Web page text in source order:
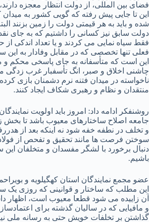
فضای بین المللی، از دولت انتظار معجزه
این تا جایی پیش رفته که گویی کشور به
شده و باید به هر قیمتی دولت را زمین بزنند
دولت سابق نیز کسانی را داشتیم که به جای
فقط سیاه نمایی می کردند و یا تعداد اندکی از
فعلی تنها تخصصی که در مقابل وفادار به این
این است که متأسفانه به جای پاسخی محکم و
چاشنی اخلاق و صبر، انگ تأسفبار غرب زدگی
ناخواسته در میدان فتنه نرم دشمنان بازی
منتقدان و نظام و رهبری شکاف ایجاد کنند.
روشنفکر ادامه داد: امروز باید اولویت
جامعه اصلاح ساختارهای معیوب باشد تا بخش
و تخلف در نطفه خفه شود نه اینکه بعد از
سوختن فرصت ها مانند تحقیق و تفحص از
دنبال برخورد با لشگر مفسدان و متخلفان این
باشیم.
عضو مجمع نمایندگان استان کهگیلویه و
این مطلب که ساختار و قوانینی که روزی یک
آن زاییده می شود قطعا معیوب است، اظهار
و مافیایی که در سالیان گذشته برای
گذاشتن بر تخلفات خویش حتی به رسانه ملی